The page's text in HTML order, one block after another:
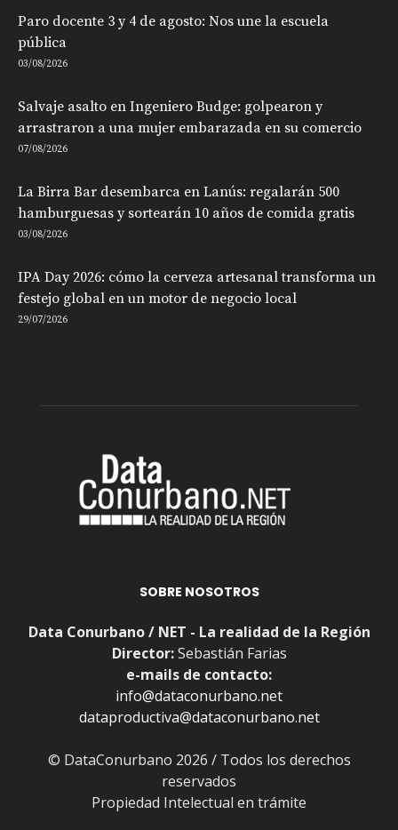
Paro docente 3 y 4 de agosto: Nos une la escuela
pública
03/08/2026
Salvaje asalto en Ingeniero Budge: golpearon y
arrastraron a una mujer embarazada en su comercio
07/08/2026
La Birra Bar desembarca en Lanús: regalarán 500
hamburguesas y sortearán 10 años de comida gratis
03/08/2026
IPA Day 2026: cómo la cerveza artesanal transforma un
festejo global en un motor de negocio local
29/07/2026
SOBRE NOSOTROS
Data Conurbano / NET - La realidad de la Región
Director:Sebastián Farias
e-mails de contacto:
info@dataconurbano.net
dataproductiva@dataconurbano.net
© DataConurbano 2026 / Todos los derechos
reservados
Propiedad Intelectual en trámite